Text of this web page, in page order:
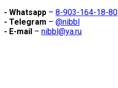
- Whatsapp – 8-903-164-18-80
- Telegram – @nibbl
- E-mail – nibbl@ya.ru